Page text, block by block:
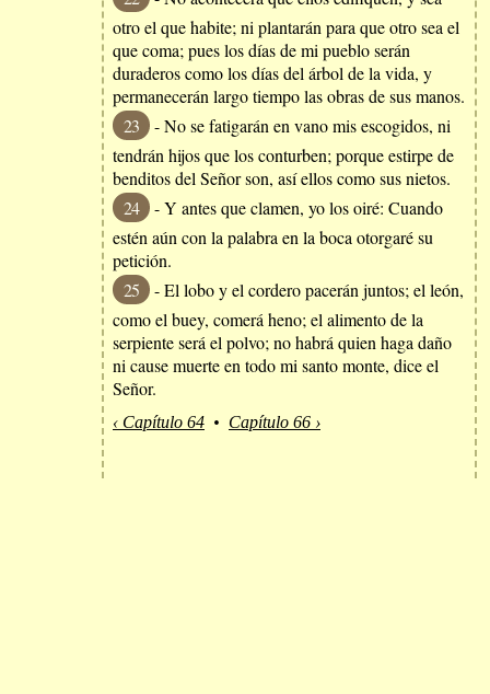
otro el que habite; ni plantarán para que otro sea el
que coma; pues los días de mi pueblo serán
duraderos como los días del árbol de la vida, y
permanecerán largo tiempo las obras de sus manos.
23
- No se fatigarán en vano mis escogidos, ni
tendrán hijos que los conturben; porque estirpe de
benditos del Señor son, así ellos como sus nietos.
24
- Y antes que clamen, yo los oiré: Cuando
estén aún con la palabra en la boca otorgaré su
petición.
25
- El lobo y el cordero pacerán juntos; el león,
como el buey, comerá heno; el alimento de la
serpiente será el polvo; no habrá quien haga daño
ni cause muerte en todo mi santo monte, dice el
Señor.
‹ Capítulo 64 • Capítulo 66 ›